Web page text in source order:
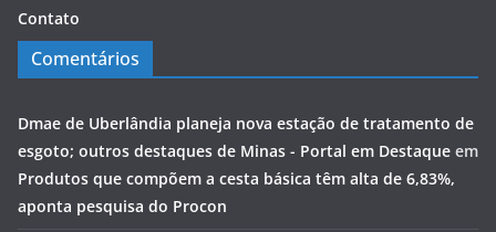
Contato
Comentários
Dmae de Uberlândia planeja nova estação de tratamento de
esgoto; outros destaques de Minas - Portal em Destaque em
Produtos que compõem a cesta básica têm alta de 6,83%,
aponta pesquisa do Procon